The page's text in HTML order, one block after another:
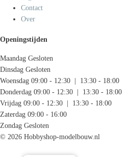
Contact
Over
Openingstijden
Maandag Gesloten
Dinsdag Gesloten
Woensdag 09:00 - 12:30 | 13:30 - 18:00
Donderdag 09:00 - 12:30 | 13:30 - 18:00
Vrijdag 09:00 - 12:30 | 13:30 - 18:00
Zaterdag 09:00 - 16:00
Zondag Gesloten
© 2026 Hobbyshop-modelbouw.nl